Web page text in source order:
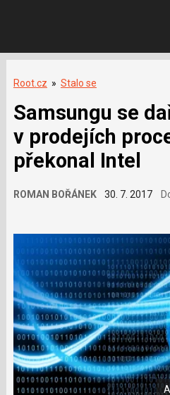
Root.cz » Stalo se
Samsungu se
v prodejích
překonal Intel
ROMAN BOŘÁNEK 30. 7. 2017